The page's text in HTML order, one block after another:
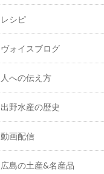
レシピ
ヴォイスブログ
人への伝え方
出野水産の歴史
動画配信
広島の土産&名産品